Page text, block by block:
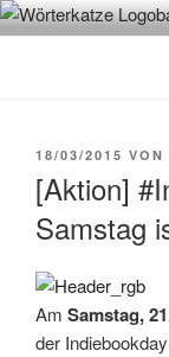
Zum
InhaltVon Büchern
18/03/2015 VON
[Aktion]
Samstag
Am Samstag,
der